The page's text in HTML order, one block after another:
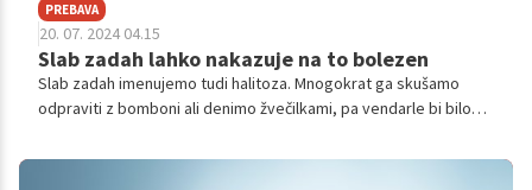
PREBAVA
20. 07. 2024 04.15
Slab zadah lahko nakazuje na to bolezen
Slab zadah imenujemo tudi halitoza. Mnogokrat ga skušamo
odpraviti z bomboni ali denimo žvečilkami, pa vendarle bi bilo